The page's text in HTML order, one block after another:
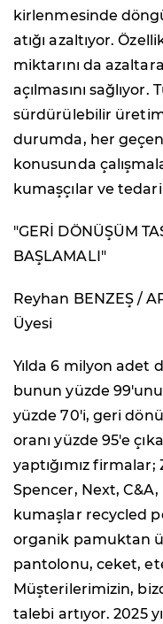
kirlenmesinde
atığı azaltıyor.
miktarını da
açılmasını
sürdürülebilir
durumda, her
konusunda
kumaşçılar ve
"GERİ DÖNÜŞÜM
BAŞLAMALI"
Reyhan BENZEŞ /
Üyesi
Yılda 6 milyon adet
bunun yüzde
yüzde 70'i, geri
oranı yüzde 95'e
yaptığımız
Spencer, Next, C&A,
kumaşlar recycled
organik pamuktan
pantolonu, ceket,
Müşterilerimizin,
talebi artıyor. 2025